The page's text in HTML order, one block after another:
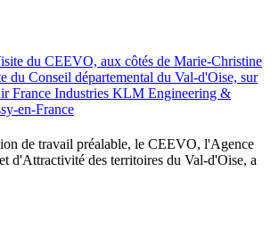
de travail préalable, le CEEVO, l'Agence
d'Attractivité des territoires du Val-d'Oise, a